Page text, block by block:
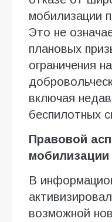
мобилизации
Это не
плановых
ограничения
включая
беспилотных
Правовой
В
возможной